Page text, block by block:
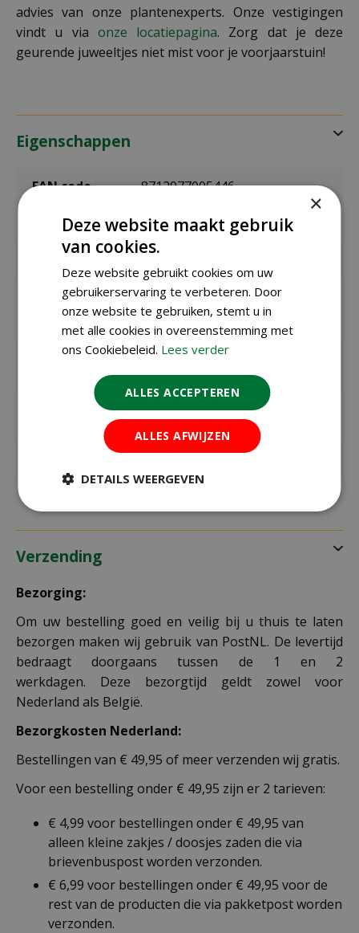
advies van onze plantenexperts. Onze vestigingen
vindt u via onze locatiepagina. Zorg dat je deze
geurende juweeltjes niet mist voor je voorjaarstuin!
Eigenschappen
EAN code 8712977005446
Merk Prins bloembollen
Zaaien /
planten
september t/m december
Bloeitijd / april t/m mei
max. hoogte 20 cm
geel, wit
Verzending
Bezorging:
Om uw bestelling goed en veilig bij u thuis te laten
bezorgen maken wij gebruik van PostNL. De levertijd
bedraagt doorgaans tussen de 1 en 2
werkdagen. Deze bezorgtijd geldt zowel voor
Nederland als België.
Bezorgkosten Nederland:
Bestellingen van € 49,95 of meer verzenden wij gratis.
Voor een bestelling onder € 49,95 zijn er 2 tarieven:
€ 4,99 voor bestellingen onder € 49,95 van
alleen kleine zakjes / doosjes zaden die via
brievenbuspost worden verzonden.
€ 6,99 voor bestellingen onder € 49,95 voor de
rest van de producten die via pakketpost worden
verzonden.
×
Deze website maakt gebruik
van cookies.
Deze website gebruikt cookies om uw
gebruikerservaring te verbeteren. Door
onze website te gebruiken, stemt u in
met alle cookies in overeenstemming met
ons Cookiebeleid. Lees verder
ALLES ACCEPTEREN
ALLES AFWIJZEN
DETAILS WEERGEVEN